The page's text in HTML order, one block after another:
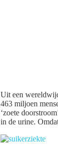
Uit een
463 miljoen
‘zoete
in de urine.